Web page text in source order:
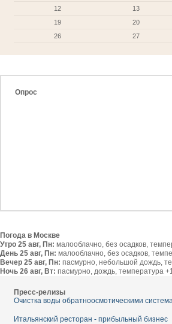
12 13
19
20
26
27
Опрос
Погода в Москве
Утро 25 авг, Пн: малооблачно, без осадков,
День 25 авг, Пн: малооблачно, без осадков,
Вечер 25 авг, Пн: пасмурно, небольшой дождь,
Ночь 26 авг, Вт: пасмурно, дождь, температура
Пресс-релизы
Очистка воды обратноосмотическими
Итальянский ресторан - прибыльный бизнес